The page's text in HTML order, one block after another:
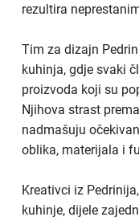
rezultira
Tim za dizajn
kuhinja, gdje svaki
proizvoda koji su
Njihova strast
nadmašuju
oblika, materijala i
Kreativci iz
kuhinje, dijele